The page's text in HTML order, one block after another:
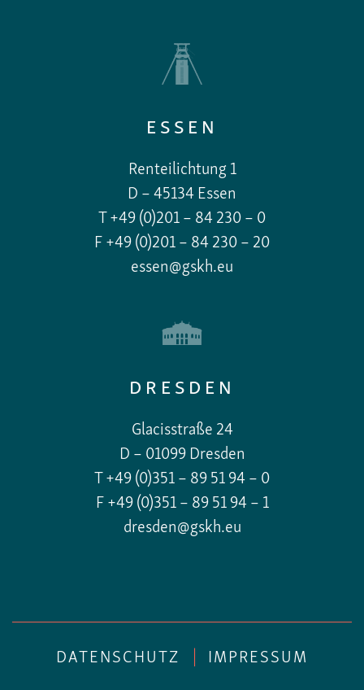
ESSEN
Renteilichtung 1
D – 45134 Essen
T +49 (0)201 – 84 230 – 0
F +49 (0)201 – 84 230 – 20
essen@gskh.eu
DRESDEN
Glacisstraße 24
D – 01099 Dresden
T +49 (0)351 – 89 51 94 – 0
F +49 (0)351 – 89 51 94 – 1
dresden@gskh.eu
DATENSCHUTZ IMPRESSUM